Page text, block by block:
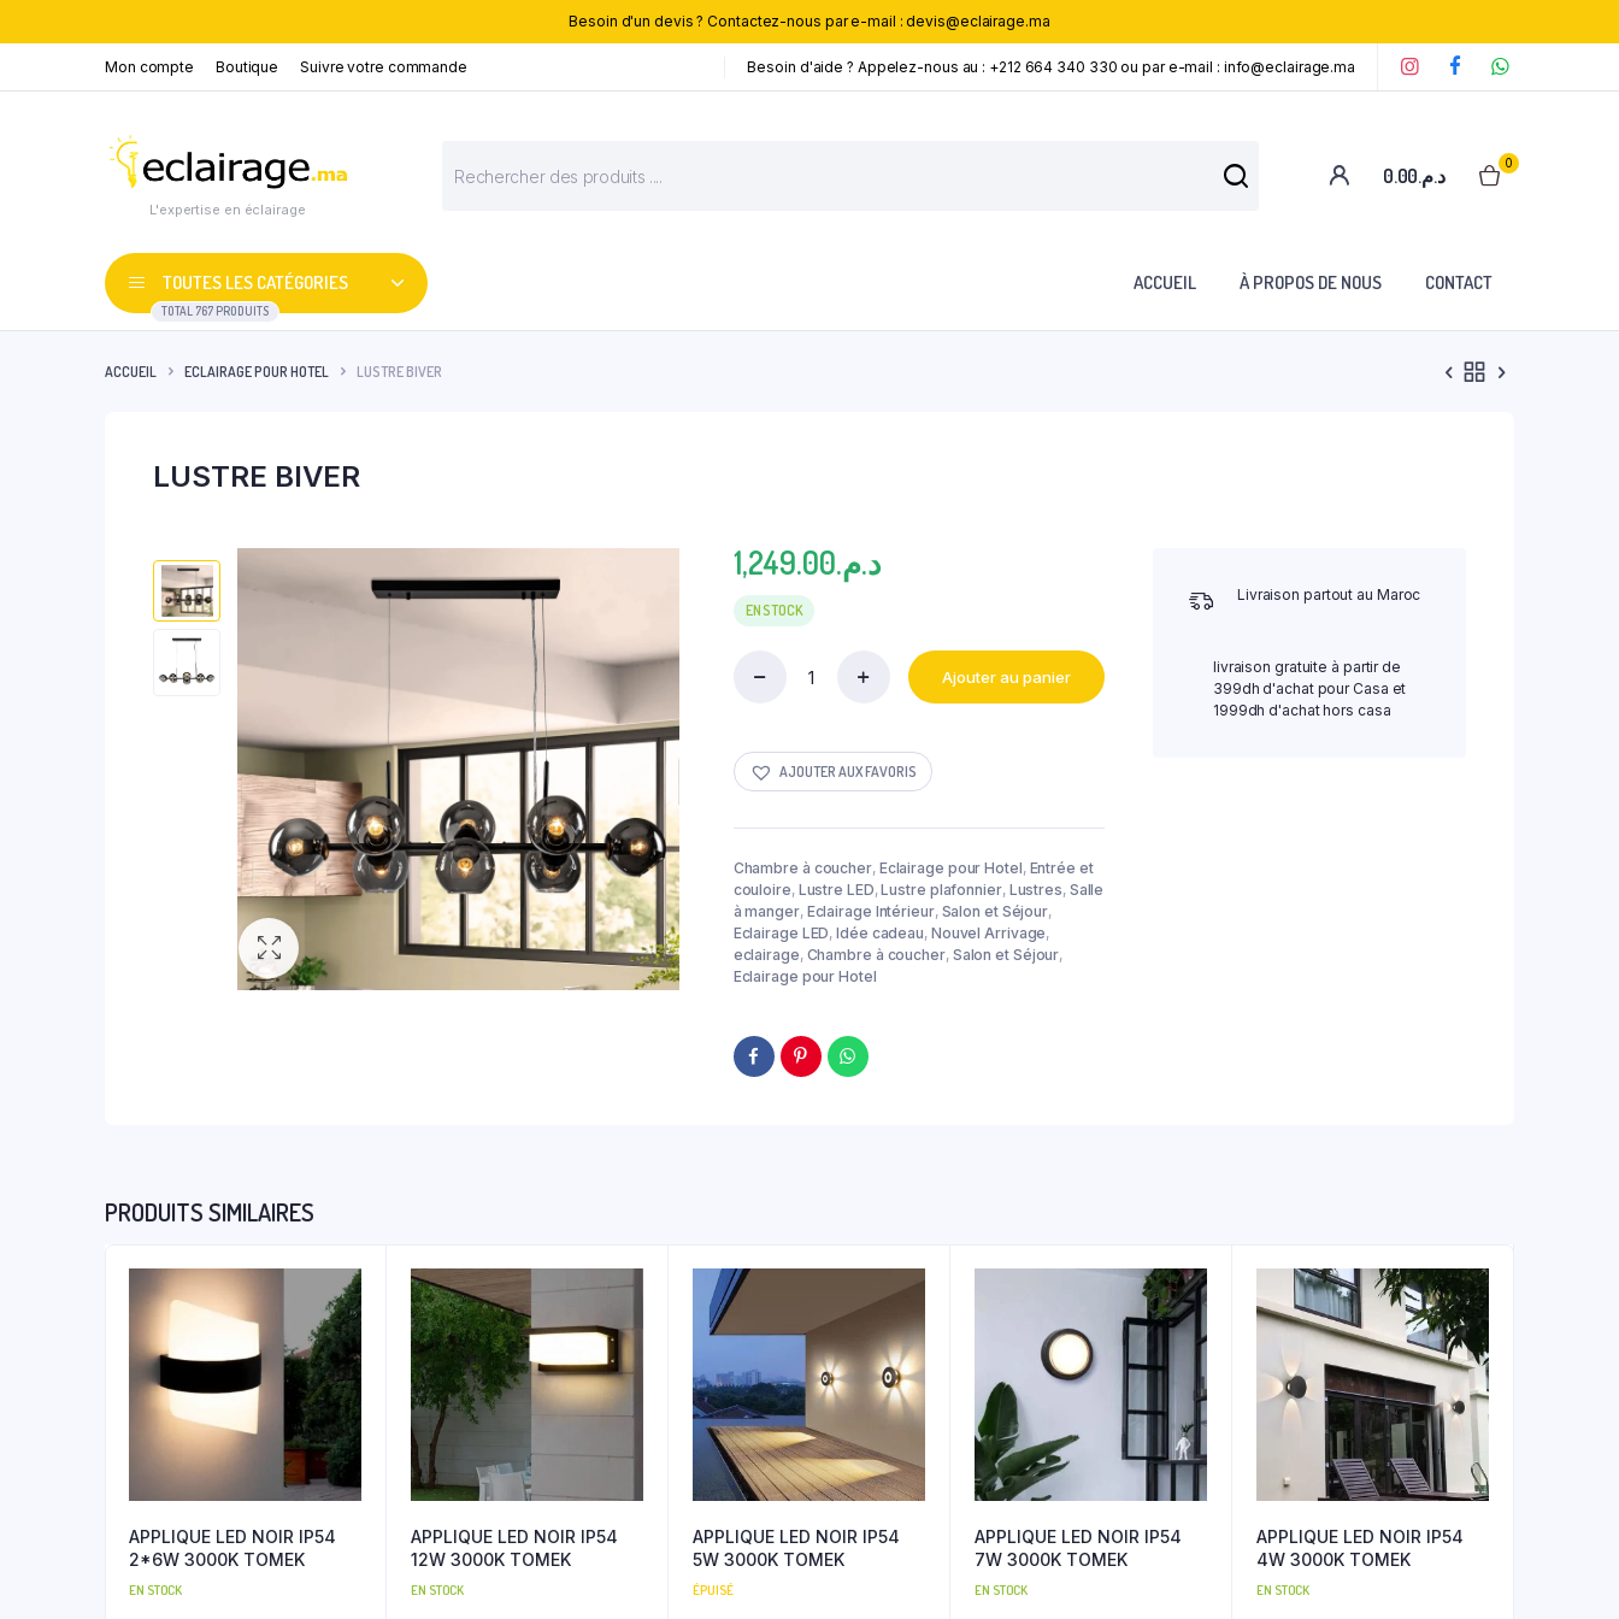
Besoin d'un devis ? Contactez-nous par e-mail : devis@eclairage.ma
Mon compte Boutique Suivre votre commande Besoin d'aide ? Appelez-nous au : +212 664 340 330 ou par e-mail : info@eclairage.ma
L'expertise en éclairage
de
produits
د.م.0.00
0
TOUTES LES CATÉGORIES
TOTAL 767 PRODUITS
ACCUEIL À PROPOS DE NOUS CONTACT
ACCUEIL ECLAIRAGE POUR HOTEL LUSTRE BIVER
LUSTRE BIVER
د.م.1,249.00
EN STOCK
Ajouter au panier
AJOUTER AUX FAVORIS
Chambre à coucher, Eclairage pour Hotel, Entrée et
couloire, Lustre LED,Lustre plafonnier, Lustres, Salle
à manger, Eclairage Intérieur, Salon et Séjour,
Eclairage LED,Idée cadeau, Nouvel Arrivage,
eclairage, Chambre à coucher, Salon et Séjour,
Eclairage pour Hotel
Livraison partout au Maroc
livraison gratuite à partir de
399dh d'achat pour Casa et
1999dh d'achat hors casa
PRODUITS SIMILAIRES
APPLIQUE LED NOIR IP54
2*6W 3000K TOMEK
EN STOCK
APPLIQUE LED NOIR IP54
12W 3000K TOMEK
EN STOCK
APPLIQUE LED NOIR IP54
5W 3000K TOMEK
ÉPUISÉ
APPLIQUE LED NOIR IP54
7W 3000K TOMEK
EN STOCK
APPLIQUE LED NOIR IP54
4W 3000K TOMEK
EN STOCK